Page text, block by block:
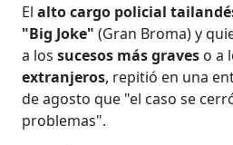
Elalto cargo policial
"Big Joke" (Gran Broma) y
a lossucesos más graves o a
extranjeros, repitió en una
de agosto que "el caso se
problemas".